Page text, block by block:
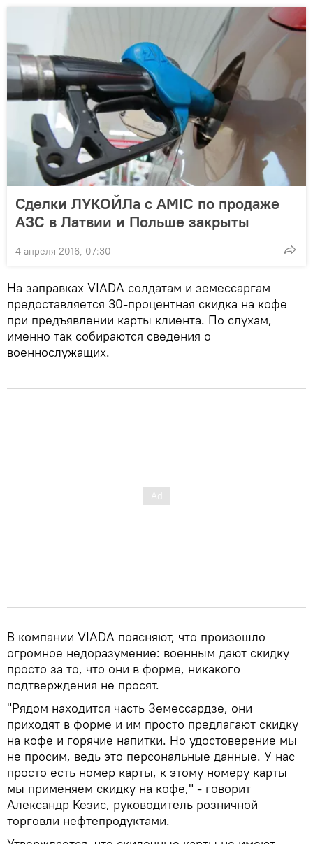
Сделки ЛУКОЙЛа с AMIC по продаже
АЗС в Латвии и Польше закрыты
4 апреля 2016, 07:30
На заправках VIADA солдатам и земессаргам
предоставляется 30-процентная скидка на кофе
при предъявлении карты клиента. По слухам,
именно так собираются сведения о
военнослужащих.
В компании VIADA поясняют, что произошло
огромное недоразумение: военным дают скидку
просто за то, что они в форме, никакого
подтверждения не просят.
"Рядом находится часть Земессардзе, они
приходят в форме и им просто предлагают скидку
на кофе и горячие напитки. Но удостоверение мы
не просим, ​​ведь это персональные данные. У нас
просто есть номер карты, к этому номеру карты
мы применяем скидку на кофе," - говорит
Александр Кезис, руководитель розничной
торговли нефтепродуктами.